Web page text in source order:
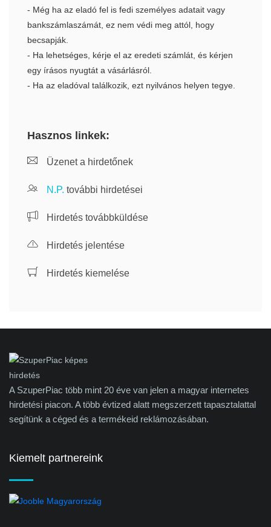
- Még ha az eladó fel is fedi személyes adatait vagy
bankszámlaszámát, ez nem védi meg attól, hogy
becsapják.
- Ha lehetséges, kérje el az eredeti számlát, és kérjen
egy írásos nyugtát a vásárlásról.
- Ha az eladóval találkozik, ezt nyilvános helyen tegye.
Hasznos linkek:
Üzenet a hirdetőnek
N.P. további hirdetései
Hirdetés továbbküldése
Hirdetés jelentése
Hirdetés kiemelése
A SzuperPiac több mint 20 éve van jelen a magyar internetes
hirdetési piacon. A több évtized alatt megszerzett tapasztalattal
segítünk a céged és a termékeid reklámozásában.
Kiemelt partnereink